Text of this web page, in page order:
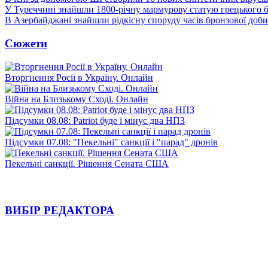
У Туреччині знайшли 1800-річну мармурову статую грецького
В Азербайджані знайшли рідкісну споруду часів бронзової доби
Сюжети
Вторгнення Росії в Україну. Онлайн
Війна на Близькому Сході. Онлайн
Підсумки 08.08: Patriot буде і мінус два НПЗ
Підсумки 07.08: "Пекельні" санкції і "парад" дронів
Пекельні санкції. Рішення Сената США
ВИБІР РЕДАКТОРА